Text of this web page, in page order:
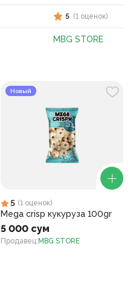
5 (1 оценок)
MBG STORE
Новый
5 (1 оценок)
Mega crisp кукуруза 100gr
5 000 сум
Продавец: MBG STORE